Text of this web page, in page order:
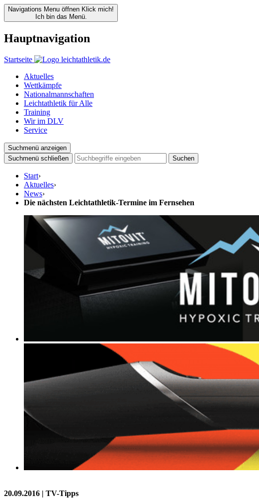
Navigations Menu öffnen Klick mich!
Ich bin das Menü.
Hauptnavigation
Startseite
Aktuelles
Wettkämpfe
Nationalmannschaften
Leichtathletik für Alle
Training
Wir im DLV
Service
Suchmenü anzeigen
Suchmenü schließen
Suchen
Start›
Aktuelles›
News›
Die nächsten Leichtathletik-Termine im Fernsehen
20.09.2016 | TV-Tipps